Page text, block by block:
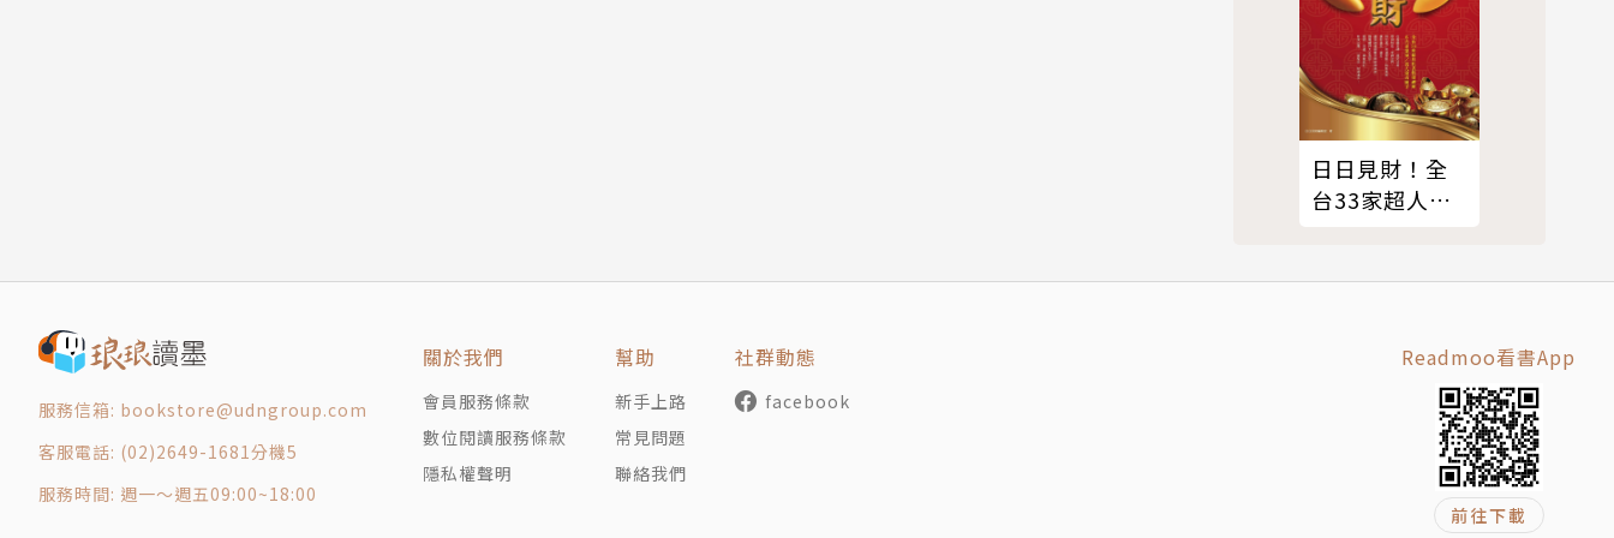
的水果飲品就更棒了。早午餐也可以在下午吃，在家裡就能享受咖啡館的閒適氣氛。
Part 6 特別的日子，感動人心的聚會餐點
很多聚會餐點的材料簡單，做法也不麻煩！用心準備的聚會料理，客人吃了更能感受到主人的滿滿心意。可以再準備一些
聚會餐點適合的酒類和飲料，使氣氛更熱絡，賓主盡歡。
魷魚黃豆芽湯
韓式辣牛肉湯
牛五花韭菜沙拉
韓式砂鍋牛肉
酸泡菜燉豬肉
日日見財！全
台33家超人氣
服務信箱: bookstore@udngroup.com
客服電話: (02)2649-1681分機5
服務時間: 週一～週五09:00~18:00
關於我們
會員服務條款
數位閱讀服務條款
隱私權聲明
幫助
新手上路
常見問題
聯絡我們
社群動態
facebook
Readmoo看書App
前往下載